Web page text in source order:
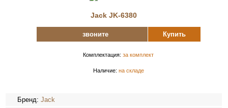
Jack JK-6380
звоните Купить
Комплектация:за комплект
Наличие: на складе
Бренд:Jack